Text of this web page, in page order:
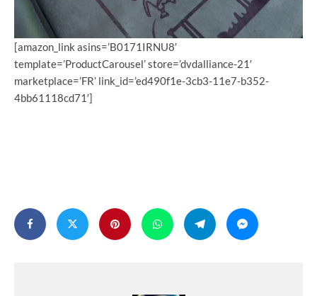
[amazon_link asins=’B0171IRNU8′
template=’ProductCarousel’ store=’dvdalliance-21′
marketplace=’FR’ link_id=’ed490f1e-3cb3-11e7-b352-
4bb61118cd71′]